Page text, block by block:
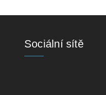
Sociální sítě